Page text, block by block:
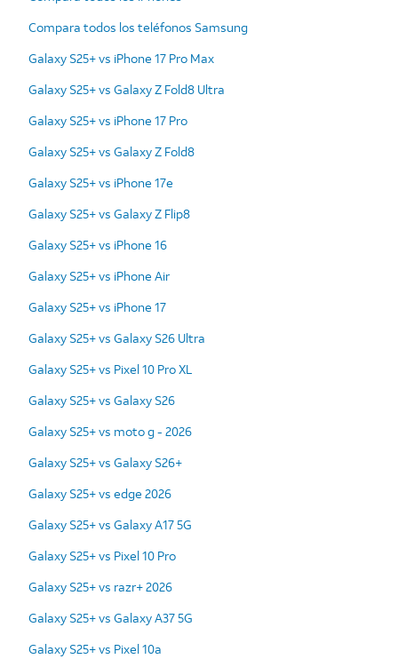
Compara todos los teléfonos Samsung
Galaxy S25+ vs iPhone 17 Pro Max
Galaxy S25+ vs Galaxy Z Fold8 Ultra
Galaxy S25+ vs iPhone 17 Pro
Galaxy S25+ vs Galaxy Z Fold8
Galaxy S25+ vs iPhone 17e
Galaxy S25+ vs Galaxy Z Flip8
Galaxy S25+ vs iPhone 16
Galaxy S25+ vs iPhone Air
Galaxy S25+ vs iPhone 17
Galaxy S25+ vs Galaxy S26 Ultra
Galaxy S25+ vs Pixel 10 Pro XL
Galaxy S25+ vs Galaxy S26
Galaxy S25+ vs moto g - 2026
Galaxy S25+ vs Galaxy S26+
Galaxy S25+ vs edge 2026
Galaxy S25+ vs Galaxy A17 5G
Galaxy S25+ vs Pixel 10 Pro
Galaxy S25+ vs razr+ 2026
Galaxy S25+ vs Galaxy A37 5G
Galaxy S25+ vs Pixel 10a